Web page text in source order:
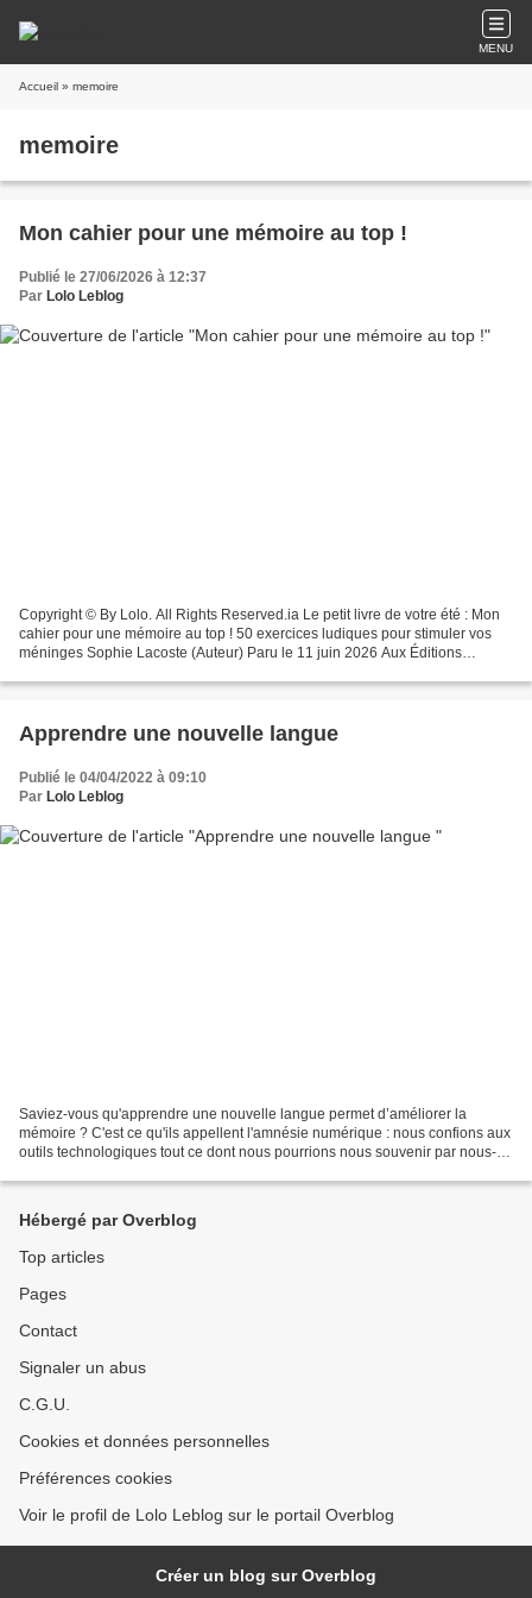
MENU
Accueil » memoire
memoire
Mon cahier pour une mémoire au top !
Publié le 27/06/2026 à 12:37
Par Lolo Leblog
Copyright © By Lolo. All Rights Reserved.ia Le petit livre de votre été : Mon
cahier pour une mémoire au top ! 50 exercices ludiques pour stimuler vos
méninges Sophie Lacoste (Auteur) Paru le 11 juin 2026 Aux Éditions
Apprendre une nouvelle langue
Publié le 04/04/2022 à 09:10
Par Lolo Leblog
Saviez-vous qu'apprendre une nouvelle langue permet d’améliorer la
mémoire ? C'est ce qu'ils appellent l'amnésie numérique : nous confions aux
outils technologiques tout ce dont nous pourrions nous souvenir par nous-
Hébergé par Overblog
Top articles
Pages
Contact
Signaler un abus
C.G.U.
Cookies et données personnelles
Préférences cookies
Voir le profil de Lolo Leblog sur le portail Overblog
Créer un blog sur Overblog